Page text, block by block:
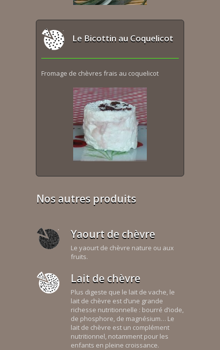
Le Bicottin au Coquelicot
Fromage de chèvres frais au coquelicot
Nos autres produits
Yaourt de chèvre
Le yaourt de chèvre nature ou aux
fruits.
Lait de chèvre
Plus digeste que le lait de vache, le
lait de chèvre est d’une grande
richesse nutritionnelle : bourré d’iode,
de phosphore, de magnésium… Le
lait de chèvre est un complément
nutritionnel, notamment pour les
enfants en pleine croissance.